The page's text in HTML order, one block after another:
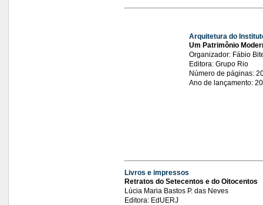
Arquitetura do
Um Patrimônio
Organizador: Fábio
Editora: Grupo Rio
Número de páginas:
Ano de lançamento:
Livros e impressos
Retratos do Setecentos e do Oitocentos
Lúcia Maria Bastos P. das Neves
Editora: EdUERJ